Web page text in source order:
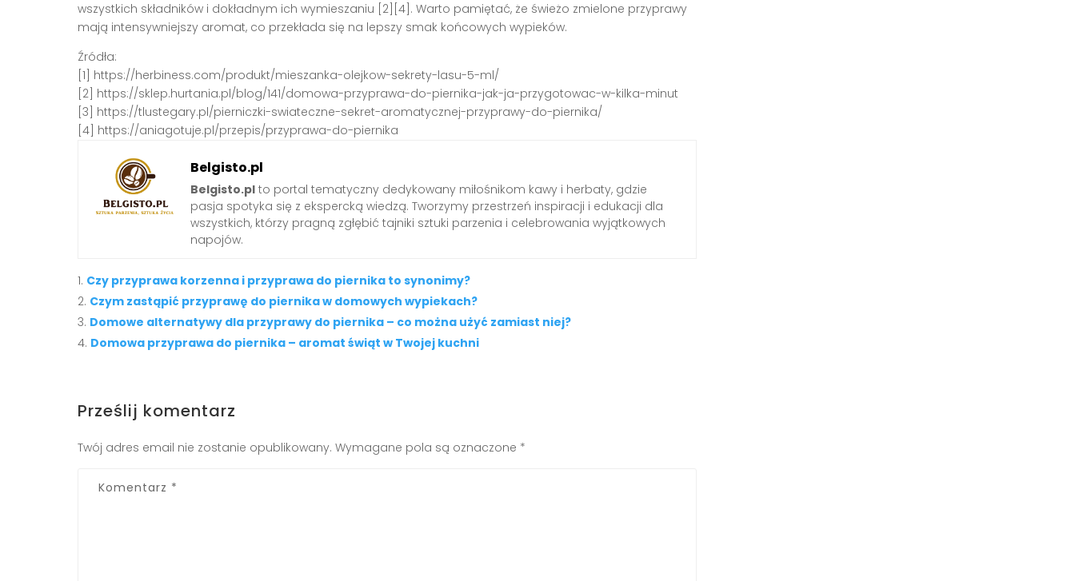
wszystkich składników i dokładnym ich wymieszaniu [2][4]. Warto pamiętać, że świeżo zmielone przyprawy
mają intensywniejszy aromat, co przekłada się na lepszy smak końcowych wypieków.
Źródła:
[1] https://herbiness.com/produkt/mieszanka-olejkow-sekrety-lasu-5-ml/
[2] https://sklep.hurtania.pl/blog/141/domowa-przyprawa-do-piernika-jak-ja-przygotowac-w-kilka-minut
[3] https://tlustegary.pl/pierniczki-swiateczne-sekret-aromatycznej-przyprawy-do-piernika/
[4] https://aniagotuje.pl/przepis/przyprawa-do-piernika
Belgisto.pl
Belgisto.pl to portal tematyczny dedykowany miłośnikom kawy i herbaty, gdzie
pasja spotyka się z ekspercką wiedzą. Tworzymy przestrzeń inspiracji i edukacji dla
wszystkich, którzy pragną zgłębić tajniki sztuki parzenia i celebrowania wyjątkowych
napojów.
Czy przyprawa korzenna i przyprawa do piernika to synonimy?
Czym zastąpić przyprawę do piernika w domowych wypiekach?
Domowe alternatywy dla przyprawy do piernika – co można użyć zamiast niej?
Domowa przyprawa do piernika – aromat świąt w Twojej kuchni
Prześlij komentarz
Twój adres email nie zostanie opublikowany. Wymagane pola są oznaczone *